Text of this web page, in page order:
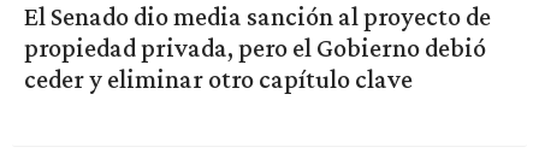
El Senado dio media sanción al proyecto de
propiedad privada, pero el Gobierno debió
ceder y eliminar otro capítulo clave